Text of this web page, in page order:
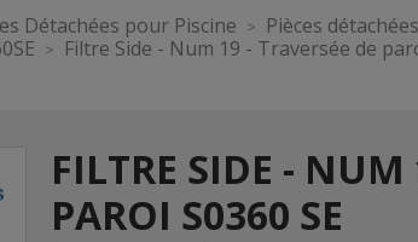
Détachées pour Piscine
Pièces
Filtre Side - Num 19 - Traversée de
FILTRE SIDE - NUM
PAROI S0360 SE